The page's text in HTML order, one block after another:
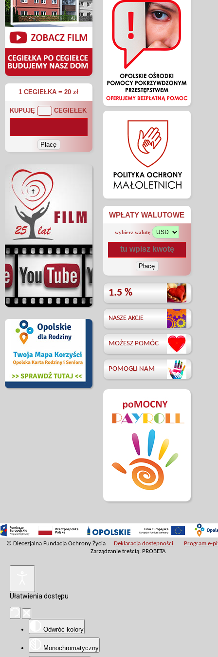
1 CEGIEŁKA = 20 zł
KUPUJĘ CEGIEŁEK
WPŁATY WALUTOWE
wybierz walutę
1.5 %
NASZE AKCJE
MOŻESZ POMÓC
POMOGLI NAM
© Diecezjalna Fundacja Ochrony Życia Deklaracja dostępności
Program e-
Zarządzanie treścią: PROBETA
Ułatwienia dostępu
Odwróć kolory
Monochromatyczny